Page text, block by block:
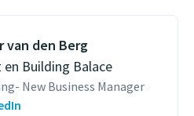
van den Berg
en Building Balace
New Business Manager